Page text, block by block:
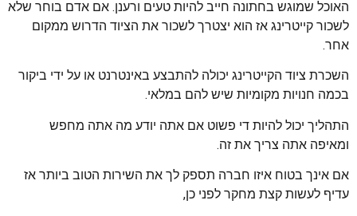
האוכל שמוגש בחתונה חייב להיות טעים ורענן. אם אדם בוחר שלא
לשכור קייטרינג אז הוא יצטרך לשכור את הציוד הדרוש ממקום
אחר.
השכרת ציוד הקייטרינג יכולה להתבצע באינטרנט או על ידי ביקור
בכמה חנויות מקומיות שיש להם במלאי.
התהליך יכול להיות די פשוט אם אתה יודע מה אתה מחפש
ומאיפה אתה צריך את זה.
אם אינך בטוח איזו חברה תספק לך את השירות הטוב ביותר אז
עדיף לעשות קצת מחקר לפני כן,